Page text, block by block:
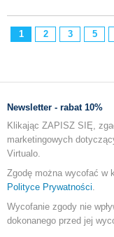
1 2 3 5
Newsletter - rabat 10%
Klikając ZAPISZ SIĘ,
marketingowych
Virtualo.
Zgodę można wycofać w
Polityce Prywatności.
Wycofanie zgody nie
dokonanego przed jej